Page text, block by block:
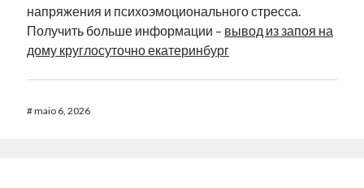
напряжения и психоэмоционального стресса.
Получить больше информации – вывод из запоя на
дому круглосуточно екатеринбург
#maio 6, 2026